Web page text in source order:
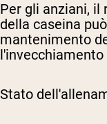
Per gli anziani, il
della caseina
mantenimento
l'invecchiamento
Stato